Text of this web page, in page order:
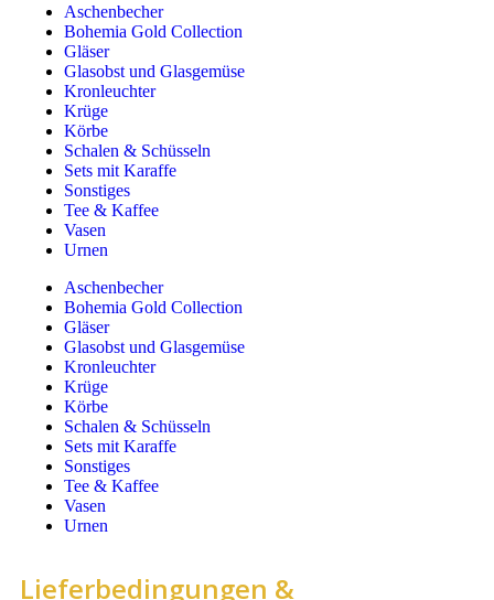
Aschenbecher
Bohemia Gold Collection
Gläser
Glasobst und Glasgemüse
Kronleuchter
Krüge
Körbe
Schalen & Schüsseln
Sets mit Karaffe
Sonstiges
Tee & Kaffee
Vasen
Urnen
Aschenbecher
Bohemia Gold Collection
Gläser
Glasobst und Glasgemüse
Kronleuchter
Krüge
Körbe
Schalen & Schüsseln
Sets mit Karaffe
Sonstiges
Tee & Kaffee
Vasen
Urnen
Lieferbedingungen &